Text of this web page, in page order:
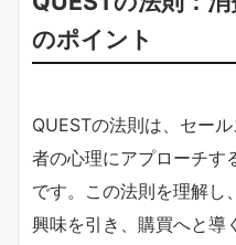
のポイント
QUESTの法則は、セー
者の心理にアプローチす
です。この法則を理解し
興味を引き、購買へと導